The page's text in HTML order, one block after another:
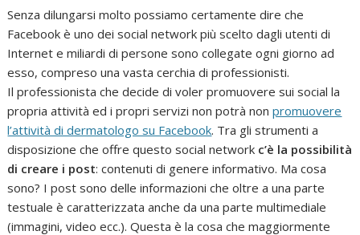
Senza dilungarsi molto possiamo certamente dire che
Facebook è uno dei social network più scelto dagli utenti di
Internet e miliardi di persone sono collegate ogni giorno ad
esso, compreso una vasta cerchia di professionisti.
Il professionista che decide di voler promuovere sui social la
propria attività ed i propri servizi non potrà nonpromuovere
l’attività di dermatologo su Facebook. Tra gli strumenti a
disposizione che offre questo social network c’è la possibilità
di creare i post: contenuti di genere informativo. Ma cosa
sono? I post sono delle informazioni che oltre a una parte
testuale è caratterizzata anche da una parte multimediale
(immagini, video ecc.). Questa è la cosa che maggiormente